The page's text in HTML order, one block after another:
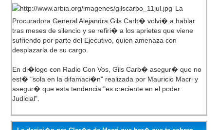
En declaraciones a radio FM Milenium sostuvo que "muchas
veces se habla de los sectores m�s bajos, pero esos son
sectores han sido atendidos por el gobierno". En cambio,
indic� Stolbizer, "estamos teniendo m�s dificultades con los
sectores medios y medios bajos que son los que pagan la
factura de la luz". Adem�s, la diputada resalt� "los esfuerzos
despedir personal".
La
Procuradora General Alejandra Gils Carb� volvi� a hablar
tras meses de silencio y se refiri� a los aprietes que viene
sufriendo por parte del Ejecutivo, quien amenaza con
desplazarla de su cargo.
En di�logo con Radio Con Vos, Gils Carb� asegur� que no
est� "sola en la difamaci�n" realizada por Mauricio Macri y
asegur� que esta tendencia "es creciente en el poder
Judicial".
"Desde 2015 dec�a que ten�a que renunciar si �l asum�s,
desconociendo la Constituci�n. No hay un solo fiscal que